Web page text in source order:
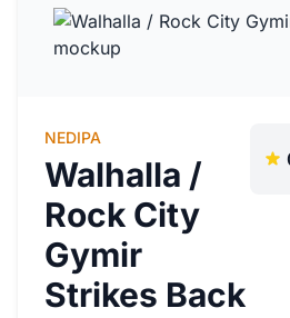
NEDIPA
Walhalla /
Rock City
Gymir
Strikes Back